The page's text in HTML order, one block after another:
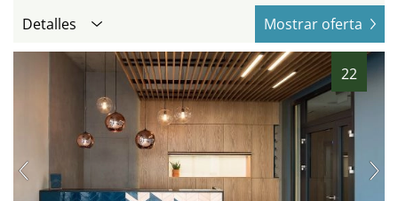
Detalles Mostrar oferta
22